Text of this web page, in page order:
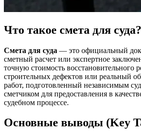
Что такое смета для суда?
Смета для суда — это официальный
сметный расчет или экспертное
точную стоимость восстановительного
строительных дефектов или реальный
работ, подготовленный независимым
сметчиком для предоставления в
судебном процессе.
Основные выводы (Key